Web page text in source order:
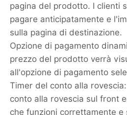
pagina del prodotto. I clienti
pagare anticipatamente e
sulla pagina di destinazione.
Opzione di pagamento
prezzo del prodotto verrà
all'opzione di pagamento
Timer del conto alla
conto alla rovescia sul front
che funzioni correttamente e